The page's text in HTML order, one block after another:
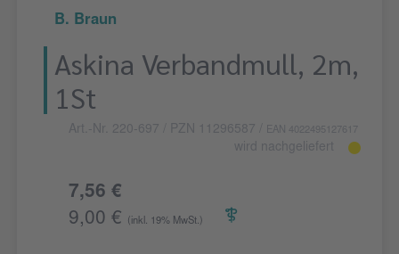
B. Braun
Askina Verbandmull, 2m,
1St
Art.-Nr. 220-697 / PZN 11296587 EAN 4022495127617
wird nachgeliefert
7,56 €
9,00 €
(inkl. 19% MwSt.)